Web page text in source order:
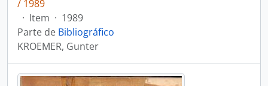
/ 1989
· Item · 1989
Parte de Bibliográfico
KROEMER, Gunter